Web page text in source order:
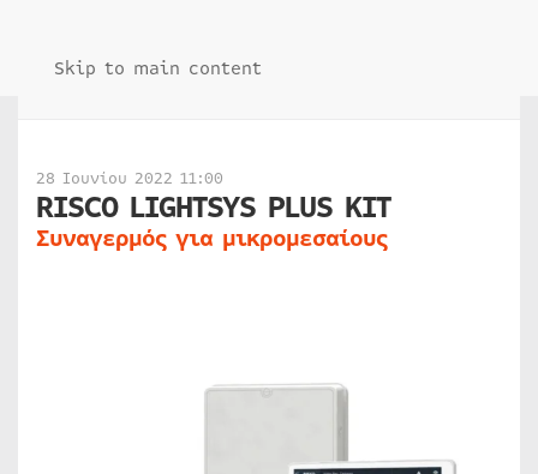
Skip to main content
28 Ιουνίου 2022 11:00
RISCO LIGHTSYS PLUS KIT
Συναγερμός για μικρομεσαίους